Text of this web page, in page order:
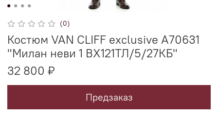
(0)
Костюм VAN CLIFF exclusive A70631
"Милан неви 1 ВХ121ТЛ/5/27КБ"
32 800 ₽
Предзаказ